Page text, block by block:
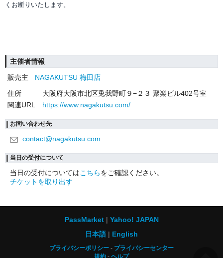
くお断りいたします。
主催者情報
販売主
NAGAKUTSU 梅田店
住所
大阪府大阪市北区兎我野町９−２３ 聚楽ビル402号室
関連URL
https://www.nagakutsu.com/
お問い合わせ先
contact@nagakutsu.com
当日の受付について
当日の受付についてはこちらをご確認ください。
チケットを取り出す
PassMarket
Yahoo! JAPAN
日本語
English
プライバシーポリシー
プライバシーセンター
規約
ヘルプ